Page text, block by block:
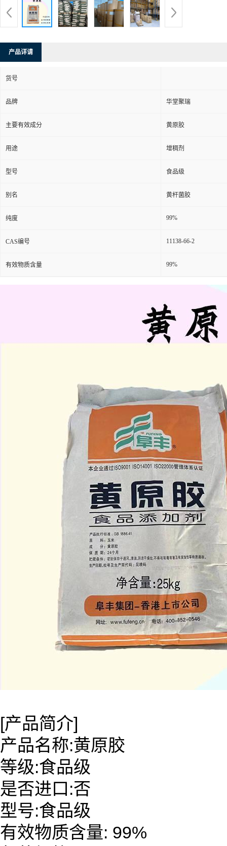
产品详请
货号
品牌 华堂聚瑞
主要有效成分 黄原胶
用途 增稠剂
型号 食品级
别名 黄杆菌胶
纯度 99%
CAS编号 11138-66-2
有效物质含量 99%
[产品简介]
产品名称:黄原胶
等级:食品级
是否进口:否
型号:食品级
有效物质含量: 99%